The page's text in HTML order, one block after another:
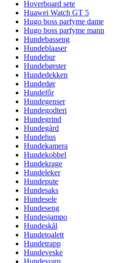
Hoverboard sete
Huawei Watch GT 5
Hugo boss parfyme dame
Hugo boss parfyme mann
Hundebasseng
Hundeblaaser
Hundebur
Hundebørster
Hundedekken
Hundedør
Hundefôr
Hundegenser
Hundegodteri
Hundegrind
Hundegård
Hundehus
Hundekamera
Hundekobbel
Hundekrage
Hundeleker
Hundepute
Hundesaks
Hundesele
Hundeseng
Hundesjampo
Hundeskål
Hundetoalett
Hundetrapp
Hundeveske
Hundevogn